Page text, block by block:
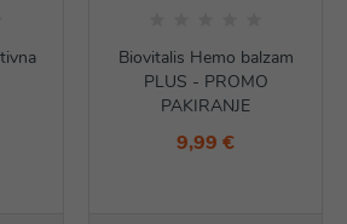
Biovitalis Hemo balzam
PLUS - PROMO
PAKIRANJE
9,99 €